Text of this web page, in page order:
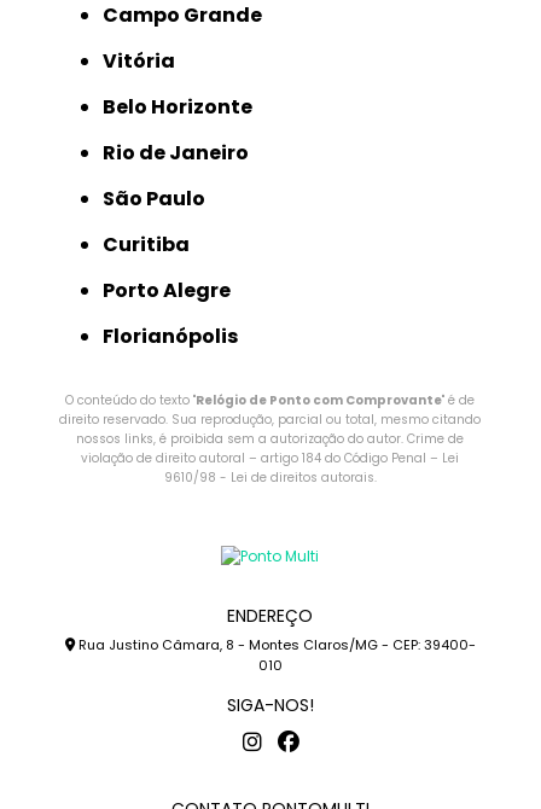
Campo Grande
Vitória
Belo Horizonte
Rio de Janeiro
São Paulo
Curitiba
Porto Alegre
Florianópolis
O conteúdo do texto "Relógio de Ponto com Comprovante" é de
direito reservado. Sua reprodução, parcial ou total, mesmo citando
nossos links, é proibida sem a autorização do autor. Crime de
violação de direito autoral – artigo 184 do Código Penal – Lei
9610/98 - Lei de direitos autorais.
ENDEREÇO
Rua Justino Câmara, 8 - Montes Claros/MG - CEP: 39400-
010
SIGA-NOS!